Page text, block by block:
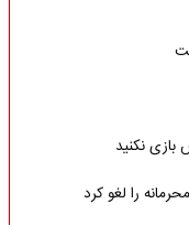
نکنید
را لغو کرد